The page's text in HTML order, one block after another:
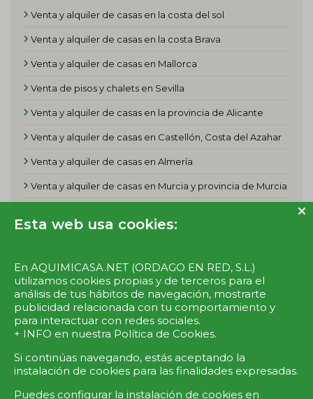
Venta y alquiler de casas en la costa del sol
Venta y alquiler de casas en la costa Brava
Venta y alquiler de casas en Mallorca
Venta de pisos y chalets en Sevilla
Venta y alquiler de casas en la provincia de Alicante
Venta y alquiler de casas en Castellón, Costa del Azahar
Venta y alquiler de casas en Almería
Venta y alquiler de casas en Murcia y provincia de Murcia
Síguenos en:
Esta web usa cookies:
En AQUIMICASA.NET (ORDAGO EN RED, S.L.)
utilizamos cookies propias y de terceros para el
análisis de tus hábitos de navegación, mostrarte
publicidad relacionada con tu comportamiento y
para interactuar con redes sociales.
+ INFO en nuestra Política de Cookies.
Si continúas navegando, estás aceptando la
instalación de cookies para las finalidades expresadas.
Puedes configurar la instalación de cookies en